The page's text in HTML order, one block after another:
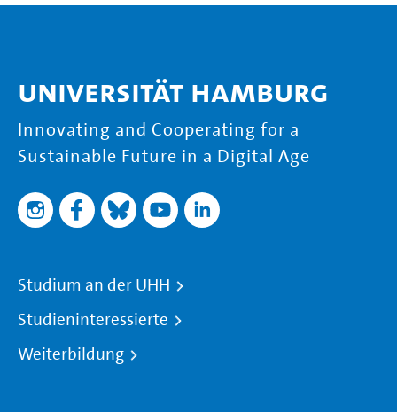
Universität Hamburg
Innovating and Cooperating for a
Sustainable Future in a Digital Age
Studium an der UHH
Studieninteressierte
Weiterbildung